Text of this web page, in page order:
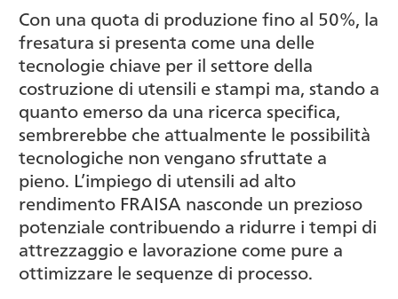
Con una quota di produzione fino al 50%, la
fresatura si presenta come una delle
tecnologie chiave per il settore della
costruzione di utensili e stampi ma, stando a
quanto emerso da una ricerca specifica,
sembrerebbe che attualmente le possibilità
tecnologiche non vengano sfruttate a
pieno. L’impiego di utensili ad alto
rendimento FRAISA nasconde un prezioso
potenziale contribuendo a ridurre i tempi di
attrezzaggio e lavorazione come pure a
ottimizzare le sequenze di processo.